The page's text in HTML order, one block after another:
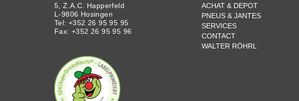
5, Z.A.C. Happerfeld
L-9806 Hosingen
Tel: +352 26 95 95 95
Fax: +352 26 95 95 96
ACHAT & DEPOT
PNEUS & JANTES
SERVICES
CONTACT
WALTER RÖHRL